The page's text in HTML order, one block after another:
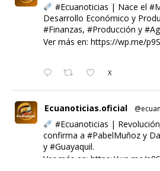
#Ecuanoticias | Nace el
Desarrollo Económico y
#Finanzas, #Producción y
Ver más en: https://wp.me/
X
Ecuanoticias.oficial
#Ecuanoticias |
confirma a #PabelMuñoz y
y #Guayaquil.
Ver más en: https://wp.me/